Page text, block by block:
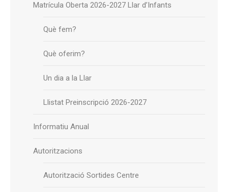
Matrícula Oberta 2026-2027 Llar d’Infants
Què fem?
Què oferim?
Un dia a la Llar
Llistat Preinscripció 2026-2027
Informatiu Anual
Autoritzacions
Autorització Sortides Centre